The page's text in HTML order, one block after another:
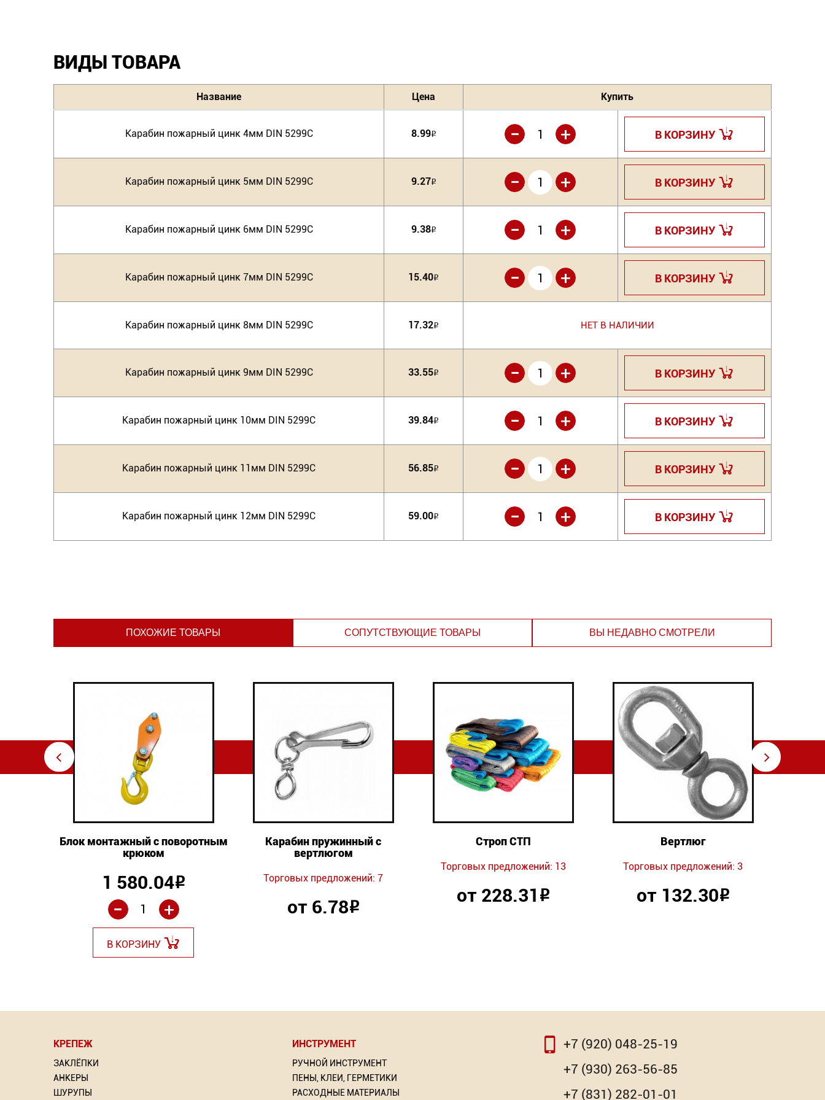
ВИДЫ ТОВАРА
Название Цена Купить
Карабин пожарный цинк 4мм DIN 5299C 8.99Р +
- В КОРЗИНУ
Карабин пожарный цинк 5мм DIN 5299C 9.27Р +
- В КОРЗИНУ
Карабин пожарный цинк 6мм DIN 5299C 9.38Р +
- В КОРЗИНУ
Карабин пожарный цинк 7мм DIN 5299C 15.40Р +
- В КОРЗИНУ
Карабин пожарный цинк 8мм DIN 5299C 17.32Р НЕТ В НАЛИЧИИ
Карабин пожарный цинк 9мм DIN 5299C 33.55Р +
- В КОРЗИНУ
Карабин пожарный цинк 10мм DIN 5299C 39.84Р +
- В КОРЗИНУ
Карабин пожарный цинк 11мм DIN 5299C 56.85Р +
- В КОРЗИНУ
Карабин пожарный цинк 12мм DIN 5299C 59.00Р +
- В КОРЗИНУ
ПОХОЖИЕ ТОВАРЫ
⇦
Блок монтажный с поворотным
крюком
1 580.04Р
+
-
В КОРЗИНУ
Карабин пружинный с
вертлюгом
Торговых предложений: 7
от 6.78Р
Строп СТП
Торговых предложений: 13
от 228.31 Р
Вертлюг
Торговых предложений: 3
от 132.30Р
⇨
СОПУТСТВУЮЩИЕ ТОВАРЫ ВЫ НЕДАВНО СМОТРЕЛИ
КРЕПЕЖ
ЗАКЛЁПКИ
АНКЕРЫ
ШУРУПЫ
ИНСТРУМЕНТ
РУЧНОЙ ИНСТРУМЕНТ
ПЕНЫ, КЛЕИ, ГЕРМЕТИКИ
РАСХОДНЫЕ МАТЕРИАЛЫ
+7 (920) 048-25-19
+7 (930) 263-56-85
+7 (831) 282-01-01